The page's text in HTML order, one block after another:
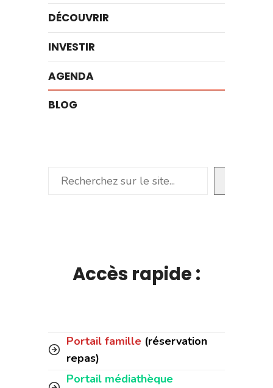
DÉCOUVRIR
INVESTIR
AGENDA
BLOG
Rechercher
Accès rapide :
Portail famille (réservation
repas)
Portail médiathèque